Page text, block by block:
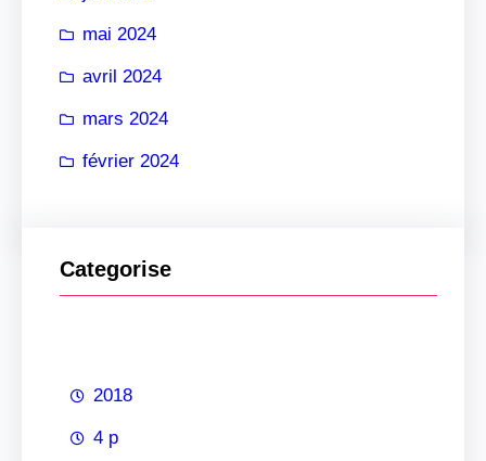
mai 2024
avril 2024
mars 2024
février 2024
Categorise
2018
4 p